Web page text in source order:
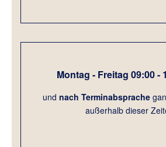
Montag - Freitag 09:00 -
und nach Terminabsprache
außerhalb dieser